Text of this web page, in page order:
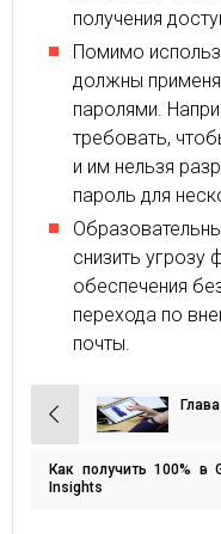
получения
Помимо
должны
паролями.
требовать,
и им нельзя
пароль для
снизить угрозу
обеспечения
перехода по
почты.
Навигация
по
записям
Как получить 100% в
Insights